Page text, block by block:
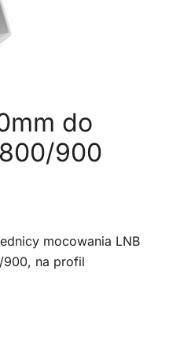
do
900
mocowania LNB
900, na profil